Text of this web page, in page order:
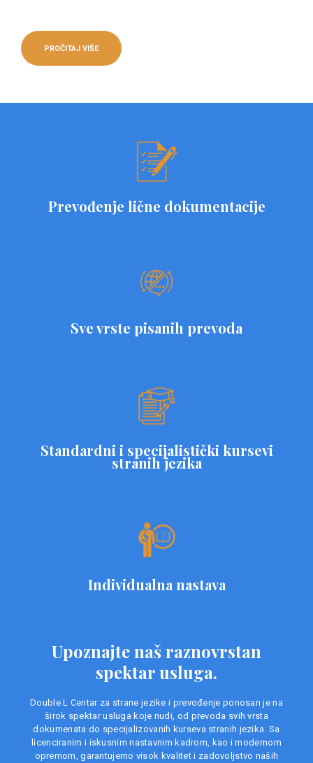
PROČITAJ VIŠE
Prevođenje lične dokumentacije
Sve vrste pisanih prevoda
Standardni i specijalistički kursevi
stranih jezika
Individualna nastava
Upoznajte naš raznovrstan
spektar usluga.
Double L Centar za strane jezike i prevođenje ponosan je na
širok spektar usluga koje nudi, od prevoda svih vrsta
dokumenata do specijalizovanih kurseva stranih jezika. Sa
licenciranim i iskusnim nastavnim kadrom, kao i modernom
opremom, garantujemo visok kvalitet i zadovoljstvo naših